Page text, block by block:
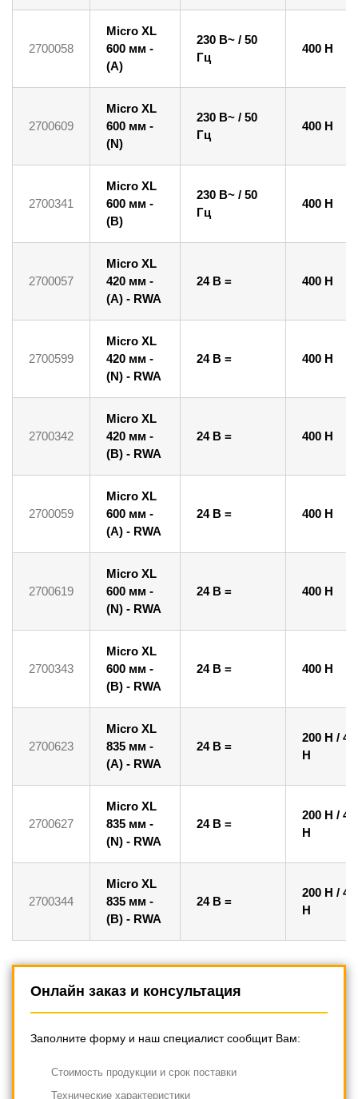
2700058
Micro XL
600 мм -
(A)
230 В~ / 50
Гц
400 Н
2700609
Micro XL
600 мм -
(N)
230 В~ / 50
Гц
400 Н
2700341
Micro XL
600 мм -
(B)
230 В~ / 50
Гц
400 Н
2700057
Micro XL
420 мм -
(A) - RWA
24 В = 400 Н
2700599
Micro XL
420 мм -
(N) - RWA
24 В = 400 Н
2700342
Micro XL
420 мм -
(B) - RWA
24 В = 400 Н
2700059
Micro XL
600 мм -
(A) - RWA
24 В = 400 Н
2700619
Micro XL
600 мм -
(N) - RWA
24 В = 400 Н
2700343
Micro XL
600 мм -
(B) - RWA
24 В = 400 Н
2700623
Micro XL
835 мм -
(A) - RWA
24 В =
200 Н /
Н
2700627
Micro XL
835 мм -
(N) - RWA
24 В =
200 Н /
Н
2700344
Micro XL
835 мм -
(B) - RWA
24 В =
200 Н /
Н
Онлайн заказ и консультация
Заполните форму и наш специалист сообщит Вам:
Cтоимость продукции и срок поставки
Технические характеристики